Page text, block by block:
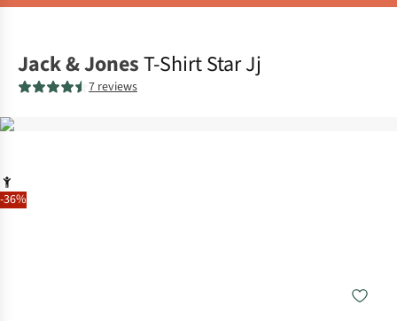
-36%
Jack & JonesT-Shirt Star Jj
7 reviews